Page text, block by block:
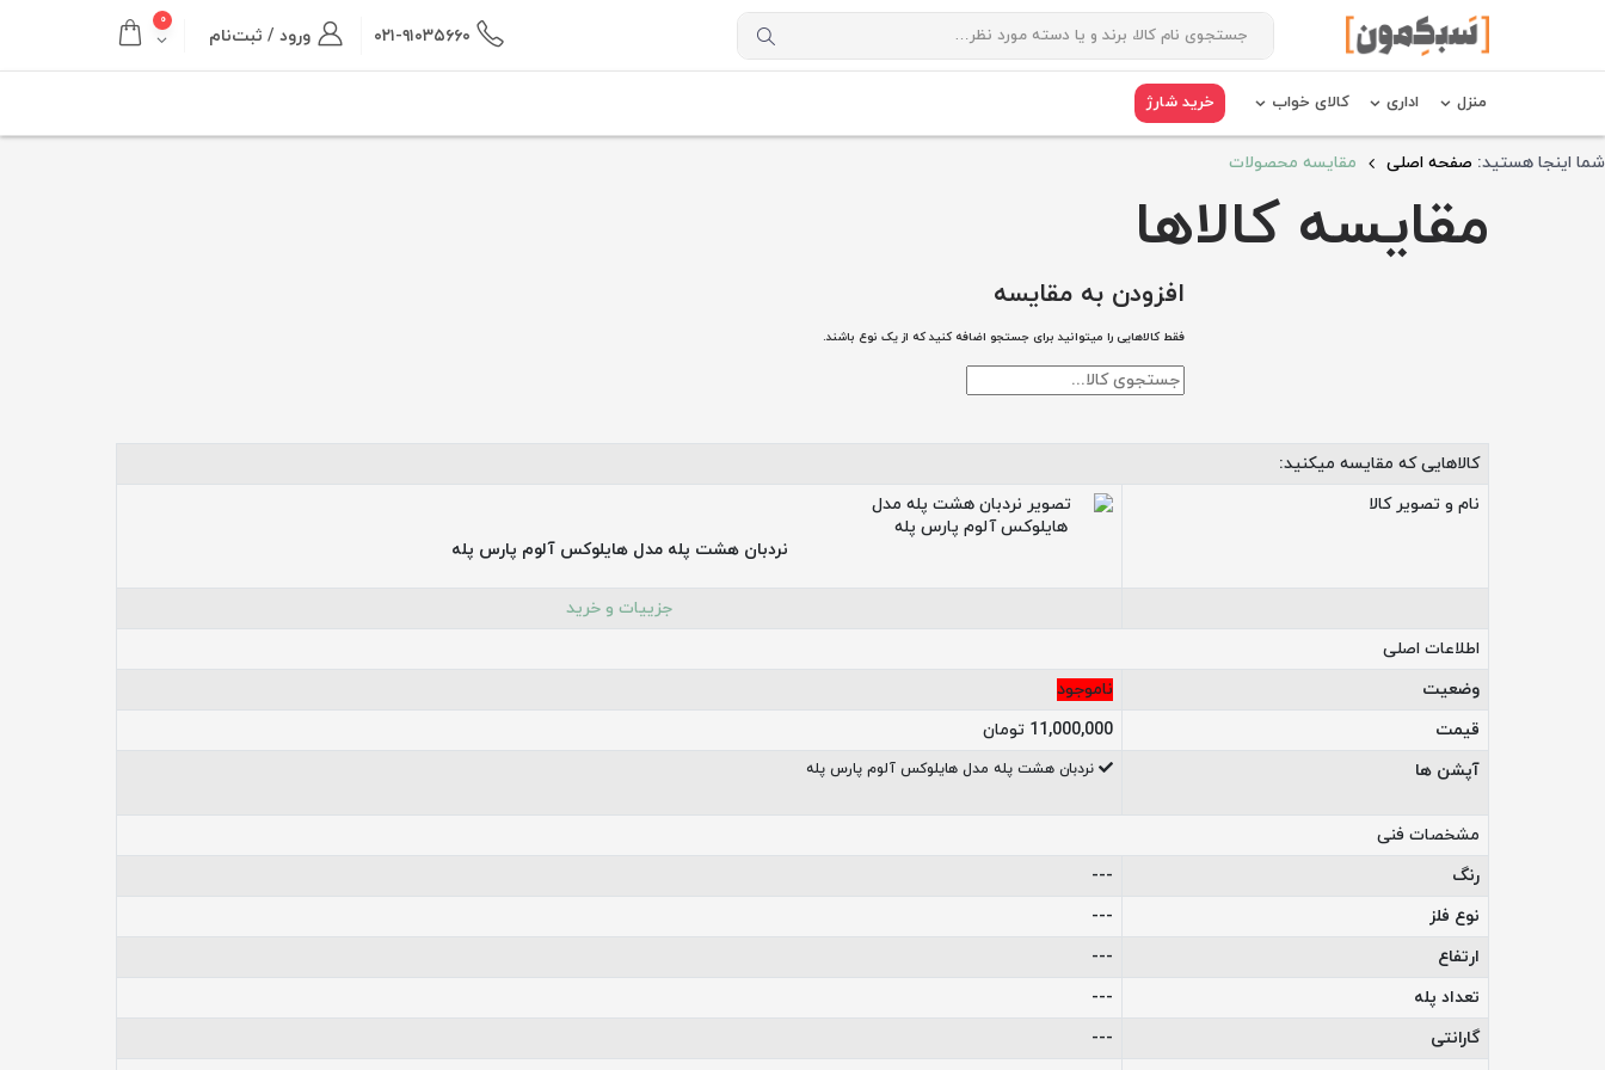
۰۲۱-۹۱۰۳۵۶۶۰ ورود / ثبت‌نام
۰
منزل اداری کالای خواب خرید شارژ
شما اینجا هستید: صفحه اصلی مقایسه محصولات
مقایسه کالاها
افزودن به مقایسه
فقط کالاهایی را میتوانید برای جستجو اضافه کنید که از یک نوع باشند.
کالاهایی که مقایسه میکنید:
نام و تصویر کالا
نردبان هشت پله مدل هایلوکس آلوم پارس پله
جزییات و خرید
اطلاعات اصلی
وضعیت
ناموجود
قیمت
11,000,000 تومان
آپشن ها
نردبان هشت پله مدل هایلوکس آلوم پارس پله
مشخصات فنی
رنگ
---
نوع فلز
---
ارتفاع
---
تعداد پله
---
گارانتی
---